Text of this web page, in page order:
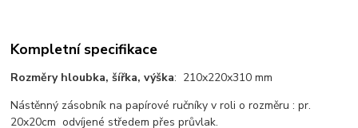
Kompletní specifikace
Rozměry hloubka, šířka, výška: 210x220x310 mm
Nástěnný zásobník na papírové ručníky v roli o rozměru : pr.
20x20cm odvíjené středem přes průvlak.